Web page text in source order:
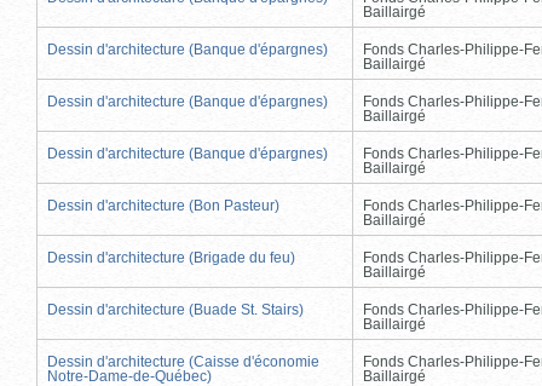
Baillairgé
Dessin d'architecture (Banque d'épargnes)
Fonds Charles-Philippe-
Baillairgé
Dessin d'architecture (Banque d'épargnes)
Fonds Charles-Philippe-
Baillairgé
Dessin d'architecture (Banque d'épargnes)
Fonds Charles-Philippe-
Baillairgé
Dessin d'architecture (Bon Pasteur)
Fonds Charles-Philippe-
Baillairgé
Dessin d'architecture (Brigade du feu)
Fonds Charles-Philippe-
Baillairgé
Dessin d'architecture (Buade St. Stairs)
Fonds Charles-Philippe-
Baillairgé
Dessin d'architecture (Caisse d'économie
Notre-Dame-de-Québec)
Fonds Charles-Philippe-
Baillairgé